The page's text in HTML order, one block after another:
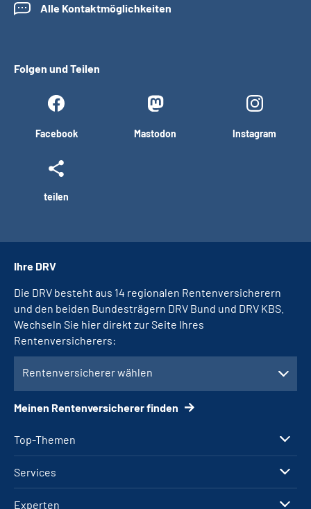
Alle Kontaktmöglichkeiten
Folgen und Teilen
Facebook Mastodon Instagram
teilen
Top-Themen
Services
Experten
Ihre DRV
Die DRV besteht aus 14 regionalen Rentenversicherern
und den beiden Bundesträgern DRV Bund und DRV KBS.
Wechseln Sie hier direkt zur Seite Ihres
Rentenversicherers:
Rentenversicherer wählen
Meinen Rentenversicherer finden